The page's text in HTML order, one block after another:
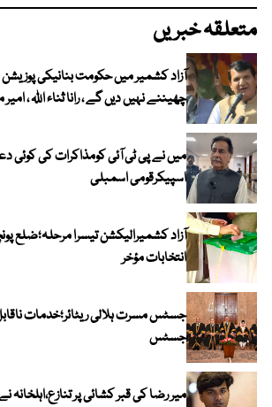
متعلقہ خبریں
آزاد کشمیر میں حکومت بنانیکی
چھیننے نہیں دیں گے ، رانا ثناء اللہ ، امیر
میں نے پی ٹی آئی کومذاکرات کی کوئی
اسپیکرقومی اسمبلی
آزاد کشمیرالیکشن تیسرا مرحلہ؛ضلع
انتخابات مؤخر
جسٹس مسرت ہلالی ریٹائر؛خدمات
جسٹس
میر رضا کی قبر کشائی پر تنازع،اہلخانہ